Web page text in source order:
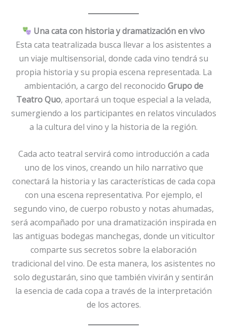
Una cata con historia y dramatización en vivo
Esta cata teatralizada busca llevar a los asistentes a
un viaje multisensorial, donde cada vino tendrá su
propia historia y su propia escena representada. La
ambientación, a cargo del reconocido Grupo de
Teatro Quo, aportará un toque especial a la velada,
sumergiendo a los participantes en relatos vinculados
a la cultura del vino y la historia de la región.
Cada acto teatral servirá como introducción a cada
uno de los vinos, creando un hilo narrativo que
conectará la historia y las características de cada copa
con una escena representativa. Por ejemplo, el
segundo vino, de cuerpo robusto y notas ahumadas,
será acompañado por una dramatización inspirada en
las antiguas bodegas manchegas, donde un viticultor
comparte sus secretos sobre la elaboración
tradicional del vino. De esta manera, los asistentes no
solo degustarán, sino que también vivirán y sentirán
la esencia de cada copa a través de la interpretación
de los actores.